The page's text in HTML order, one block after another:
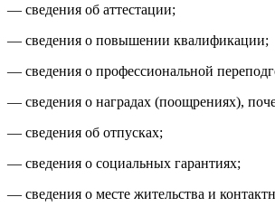
— сведения об аттестации;
— сведения о повышении квалификации;
— сведения о профессиональной
— сведения о наградах (поощрениях),
— сведения об отпусках;
— сведения о социальных гарантиях;
— сведения о месте жительства и